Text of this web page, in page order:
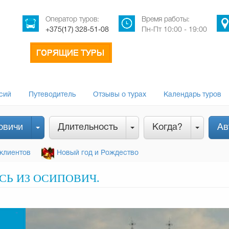
Оператор туров:
+375(17) 328-51-08
Время работы:
Пн-Пт 10:00 - 19:00
Путеводитель Отзывы о турах Календарь туров
Длительность Когда?
Новый год и Рождество
ИЗ ОСИПОВИЧ.
-